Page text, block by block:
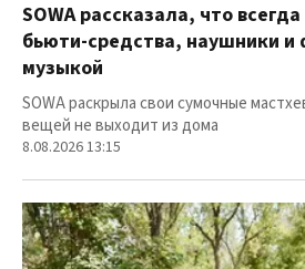
SOWA рассказала, что
бьюти-средства, наушники
музыкой
SOWA раскрыла свои сумочные
вещей не выходит из дома
8.08.2026 13:15